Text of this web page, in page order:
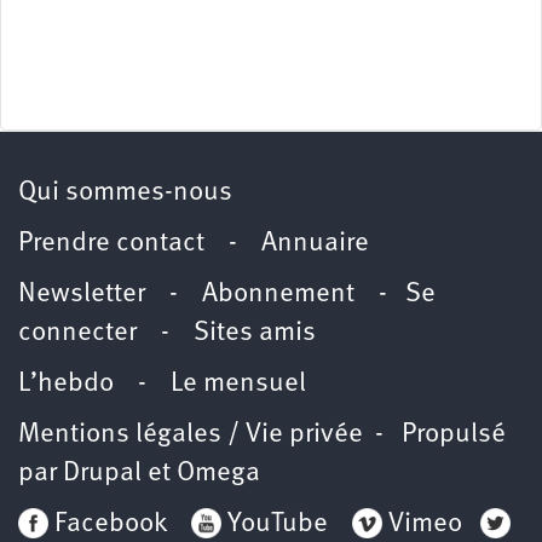
Qui sommes-nous
Prendre contact - Annuaire
Newsletter - Abonnement - Se
connecter- Sites amis
L’hebdo - Le mensuel
Mentions légales / Vie privée - Propulsé
par Drupal et Omega
Facebook
YouTube Vimeo